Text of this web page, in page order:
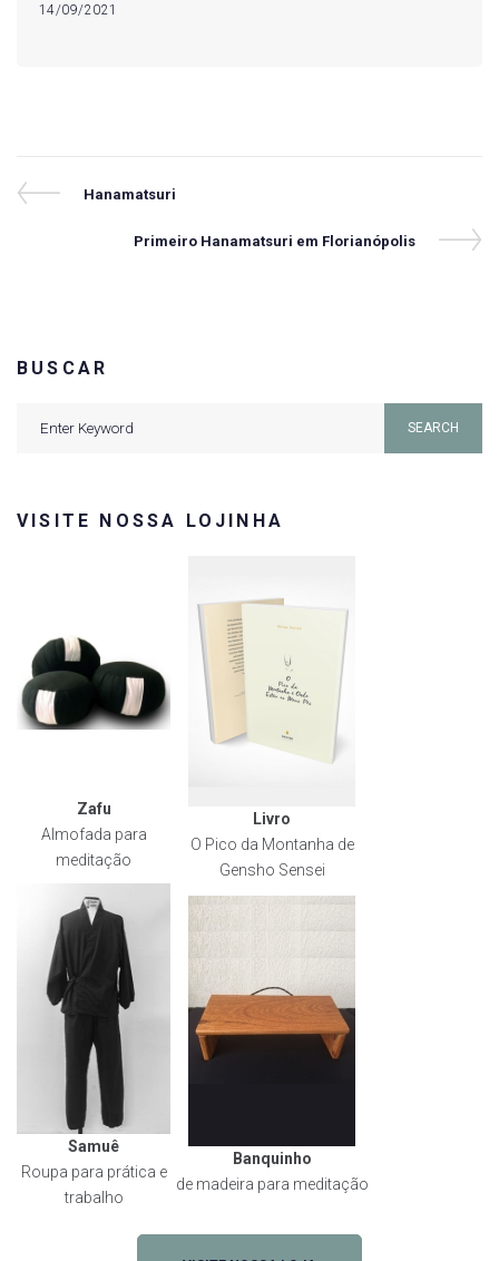
14/09/2021
Navegação
Previous
Hanamatsuri
Next
Primeiro Hanamatsuri em Florianópolis
BUSCAR
SEARCH
VISITE NOSSA LOJINHA
Zafu
Almofada para
meditação
Livro
O Pico da Montanha de
Gensho Sensei
Samuê
Roupa para prática e
trabalho
Banquinho
de madeira para meditação